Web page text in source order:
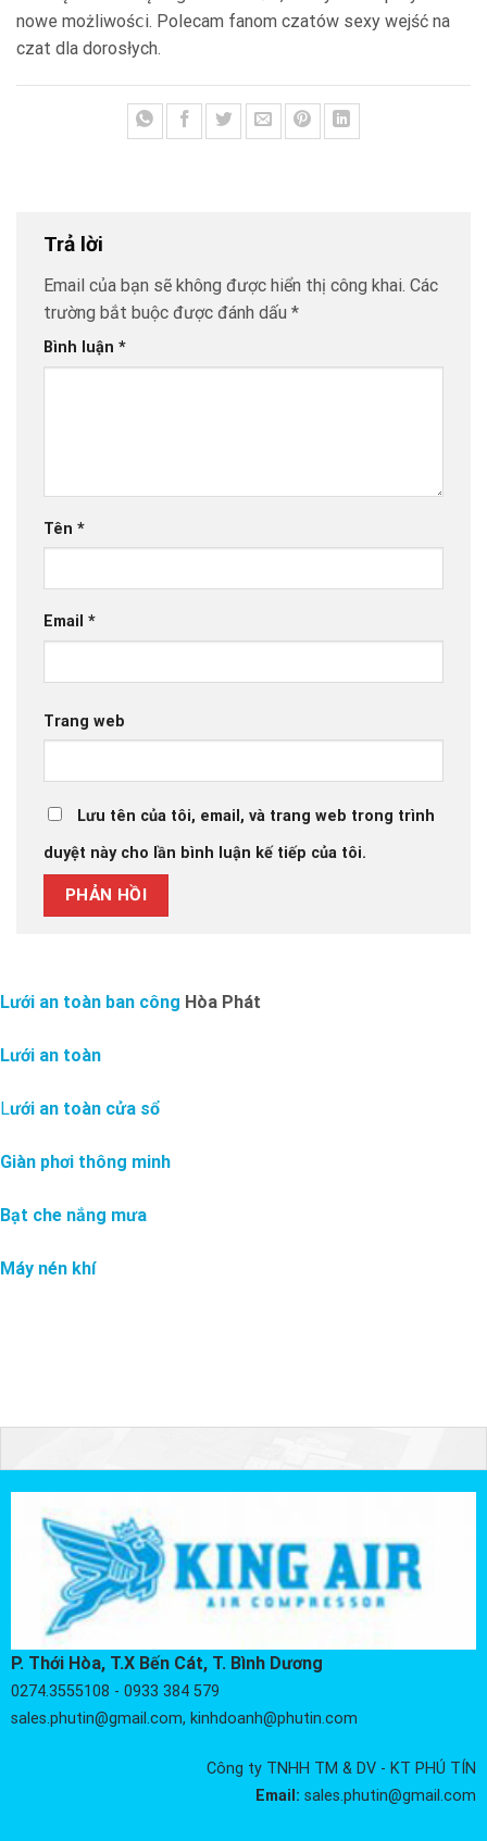
nowe możliwośⅽі. Polecam fanom czatów sexy wejść na
czat dla dorosłych.
Trả lời
Email của bạn sẽ không được hiển thị công khai. Các
trường bắt buộc được đánh dấu *
Bình luận *
Tên *
Email *
Trang web
Lưu tên của tôi, email, và trang web trong trình
duyệt này cho lần bình luận kế tiếp của tôi.
Lưới an toàn ban công Hòa Phát
Lưới an toàn
Lưới an toàn cửa sổ
Giàn phơi thông minh
Bạt che nắng mưa
Máy nén khí
P. Thới Hòa, T.X Bến Cát, T. Bình Dương
0274.3555108 - 0933 384 579
sales.phutin@gmail.com, kinhdoanh@phutin.com
Công ty TNHH TM & DV - KT PHÚ TÍN
Email:sales.phutin@gmail.com